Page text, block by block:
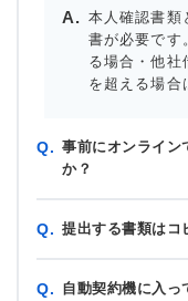
本人確認書類
書が必要です
る場合・他社
を超える場合
Q. 事前にオンライン
か？
Q. 提出する書類はコ
Q. 自動契約機に入っ